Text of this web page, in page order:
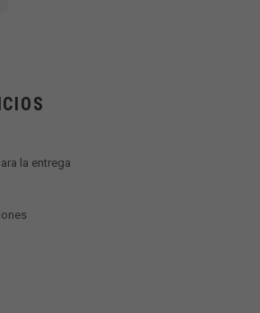
la entrega